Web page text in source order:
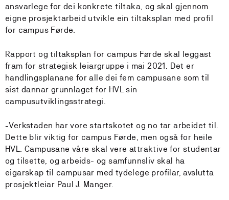
ansvarlege for dei konkrete tiltaka, og skal gjennom
eigne prosjektarbeid utvikle ein tiltaksplan med profil
for campus Førde.
Rapport og tiltaksplan for campus Førde skal leggast
fram for strategisk leiargruppe i mai 2021. Det er
handlingsplanane for alle dei fem campusane som til
sist dannar grunnlaget for HVL sin
campusutviklingsstrategi.
-Verkstaden har vore startskotet og no tar arbeidet til.
Dette blir viktig for campus Førde, men også for heile
HVL. Campusane våre skal vere attraktive for studentar
og tilsette, og arbeids- og samfunnsliv skal ha
eigarskap til campusar med tydelege profilar, avslutta
prosjektleiar Paul J. Manger.